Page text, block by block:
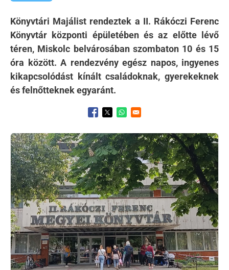
Könyvtári Majálist rendeztek a II. Rákóczi Ferenc
Könyvtár központi épületében és az előtte lévő
téren, Miskolc belvárosában szombaton 10 és 15
óra között. A rendezvény egész napos, ingyenes
kikapcsolódást kínált családoknak, gyerekeknek
és felnőtteknek egyaránt.
Opens in a new window
Opens in a new window
Opens in a new window
Kép